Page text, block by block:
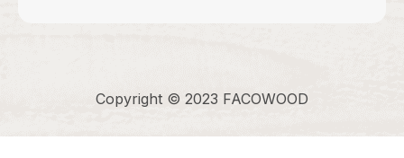
Copyright © 2023 FACOWOOD